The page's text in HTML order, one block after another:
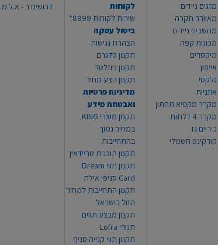
מזגים ניידים
מאוורר תקרה
מחשבים ניידים
מכונות קפה
מיקסרים
אייפון
גלקסי
אוזניות
מקרר מקפיא תחתון
מקרר 4 דלתות
כיריים גז
קורקינט חשמלי
לקוחות
שירות לקוחות 8999*
ביטול עסקה
הצהרת נגישות
תקנון טלגרם
תקנון ניוזלטר
תקנון הצע מחיר
מדיניות פרטיות
ואבטחת מידע
תקנון מוצרי KING
במחיר נמוך
בהתחייבות
תקנון תוכנית טריידאין
תקנון תווי Dream
Card סניפי אילת
תקנון התחייבות למחיר
הזול בישראל
תקנון מבצע תווים
תנורי Lofra
תקנון תווי קנייה סניף
דרושים ב - א.ל.מ.